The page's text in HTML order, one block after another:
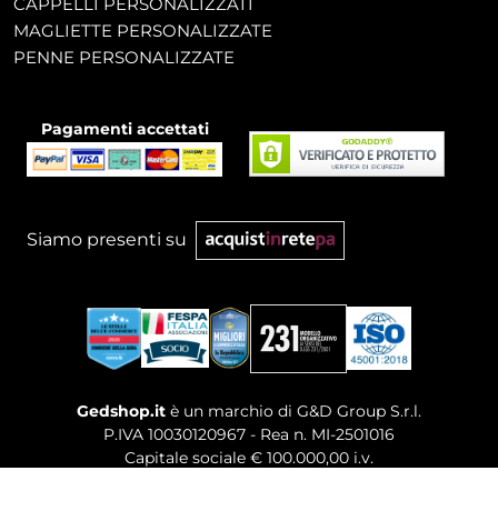
CAPPELLI PERSONALIZZATI
MAGLIETTE PERSONALIZZATE
PENNE PERSONALIZZATE
Pagamenti accettati
Siamo presenti su
Gedshop.it è un marchio di G&D Group S.r.l.
P.IVA 10030120967 - Rea n. MI-2501016
Capitale sociale € 100.000,00 i.v.